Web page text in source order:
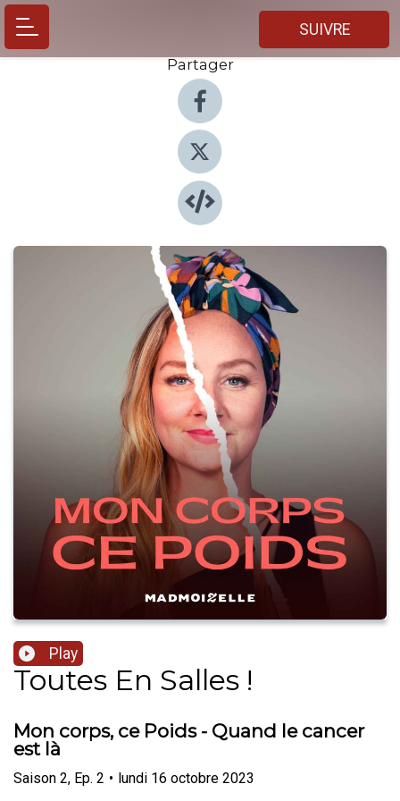
SUIVRE
Partager
Play
Toutes En Salles !
Mon corps, ce Poids - Quand le cancer
est là
Saison 2, Ep. 2 • lundi 16 octobre 2023